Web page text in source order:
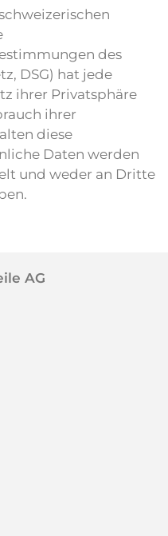
des
DSG) hat jede
ihrer Privatsphäre
ihrer
diese
Daten werden
und weder an Dritte
AG